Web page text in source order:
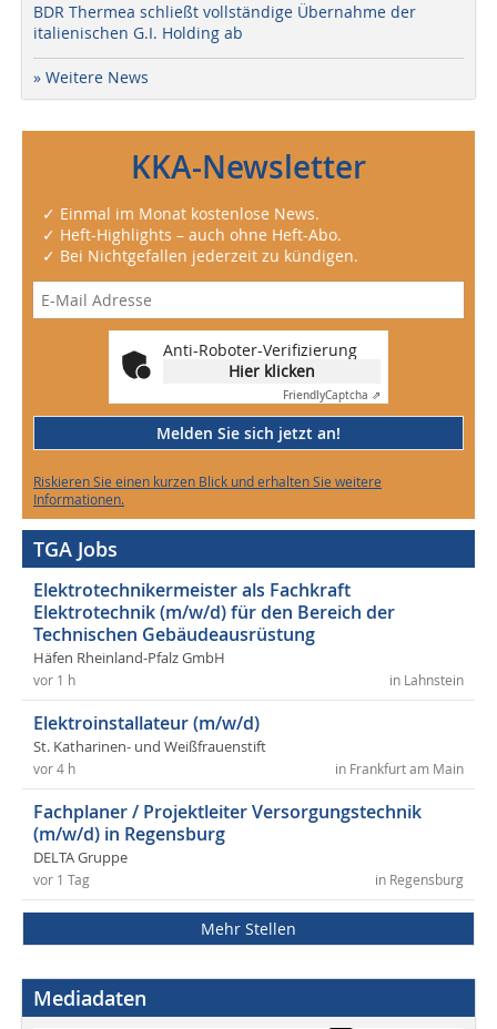
BDR Thermea schließt vollständige Übernahme der
italienischen G.I. Holding ab
» Weitere News
KKA-Newsletter
✓ Einmal im Monat kostenlose News.
✓ Heft-Highlights – auch ohne Heft-Abo.
✓ Bei Nichtgefallen jederzeit zu kündigen.
Anti-Roboter-Verifizierung
Hier klicken
FriendlyCaptcha ⇗
Melden Sie sich jetzt an!
Riskieren Sie einen kurzen Blick und erhalten Sie weitere
Informationen.
TGA Jobs
Elektrotechnikermeister als Fachkraft
Elektrotechnik (m/w/d) für den Bereich der
Technischen Gebäudeausrüstung
Häfen Rheinland-Pfalz GmbH
in Lahnstein
vor 1 h
Elektroinstallateur (m/w/d)
St. Katharinen- und Weißfrauenstift
in Frankfurt am Main
vor 4 h
Fachplaner / Projektleiter Versorgungstechnik
(m/w/d) in Regensburg
DELTA Gruppe
in Regensburg
vor 1 Tag
Mehr Stellen
Mediadaten